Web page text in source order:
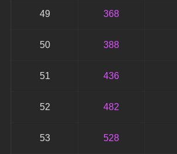
49 368
50 388
51 436
52 482
53 528